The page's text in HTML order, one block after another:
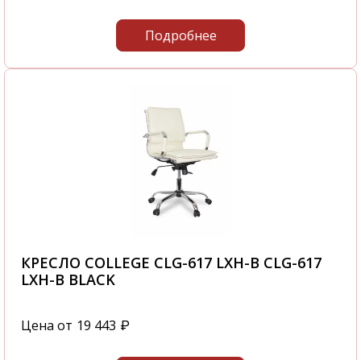
Подробнее
КРЕСЛО COLLEGE CLG-617 LXH-B CLG-617
LXH-B BLACK
Цена от 19 443 ₽